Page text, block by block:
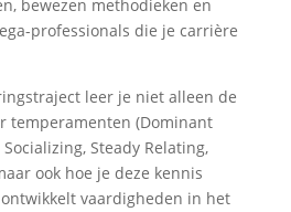
bewezen methodieken en
professionals die je carrière
leer je niet alleen de
temperamenten (Dominant
Steady Relating,
ook hoe je deze kennis
vaardigheden in het